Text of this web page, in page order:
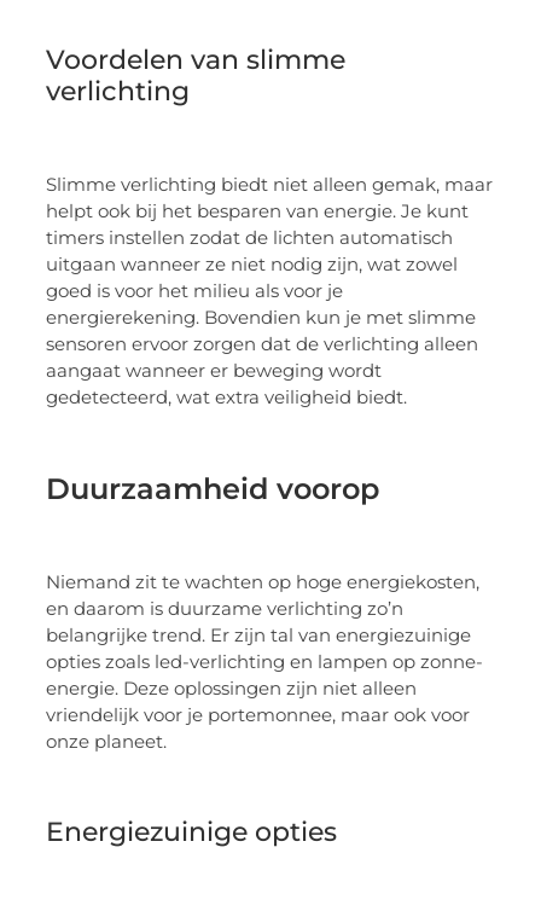
Voordelen van slimme
verlichting
Slimme verlichting biedt niet alleen gemak, maar
helpt ook bij het besparen van energie. Je kunt
timers instellen zodat de lichten automatisch
uitgaan wanneer ze niet nodig zijn, wat zowel
goed is voor het milieu als voor je
energierekening. Bovendien kun je met slimme
sensoren ervoor zorgen dat de verlichting alleen
aangaat wanneer er beweging wordt
gedetecteerd, wat extra veiligheid biedt.
Duurzaamheid voorop
Niemand zit te wachten op hoge energiekosten,
en daarom is duurzame verlichting zo’n
belangrijke trend. Er zijn tal van energiezuinige
opties zoals led-verlichting en lampen op zonne-
energie. Deze oplossingen zijn niet alleen
vriendelijk voor je portemonnee, maar ook voor
onze planeet.
Energiezuinige opties